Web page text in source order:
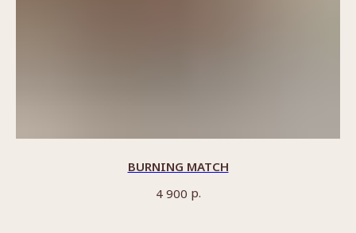
BURNING MATCH
4 900 р.